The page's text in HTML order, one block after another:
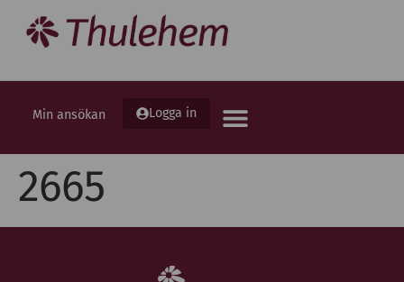
Min ansökan Logga in
2665